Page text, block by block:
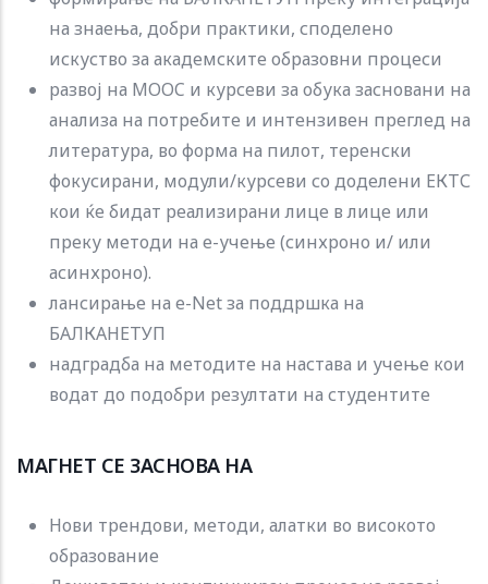
на знаења, добри практики, споделено
искуство за академските образовни процеси
развој на MOOC и курсеви за обука засновани на
анализа на потребите и интензивен преглед на
литература, во форма на пилот, теренски
фокусирани, модули/курсеви со доделени ЕКТС
кои ќе бидат реализирани лице в лице или
преку методи на е-учење (синхроно и/ или
асинхроно).
лансирање на e-Net за поддршка на
БАЛКАНЕТУП
надградба на методите на настава и учење кои
водат до подобри резултати на студентите
МАГНЕТ СЕ ЗАСНОВА НА
Нови трендови, методи, алатки во високото
образование